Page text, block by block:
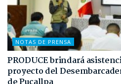
NOTAS DE PRENSA
PRODUCE brindará
proyecto del